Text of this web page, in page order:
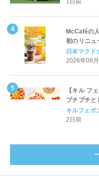
1日前
McCaféの
初のリニュ
ッペ」「マ
開始
日本マクド
2026年08
【キル フ
プチプチと
をたっぷり
登場8月20
キルフェボ
2日前